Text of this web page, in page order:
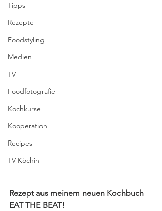
Tipps
Rezepte
Foodstyling
Medien
TV
Foodfotografie
Kochkurse
Kooperation
Recipes
TV-Köchin
Rezept aus meinem neuen Kochbuch
EAT THE BEAT!